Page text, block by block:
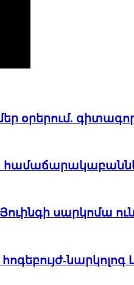
մեր օրերում.
սարկոմա
նարկոլոգ